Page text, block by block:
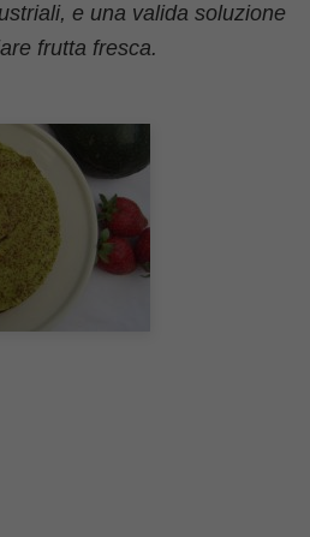
e una valida soluzione
frutta fresca.